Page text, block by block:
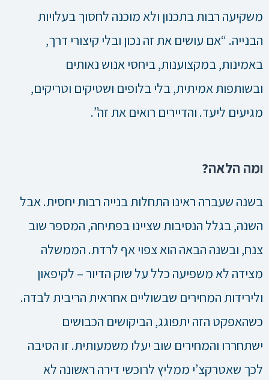
משקיעה רבות בתכנון ולא מוכנה לחסוך בעלויות
הבנייה. “אם עושים את זה נכון ובלי קיצורי דרך,
באמינות, במקצוענות, ביחסי אנוש נאותים
ובשותפות אמיתית, בלי בלופים ושטיקים וטריקים,
מגיעים ליעד. והדיירים רואים את זה”.
ומה הלאה?
בשנה שעברה ראינו התחלות בנייה רבות יחסית. אבל
השנה, בגלל הנסיבות שציינו בפתיחה, המספר שוב
צנח, ובשנה הבאה הוא צפוי אף לרדת. הממשלה
מצידה לא משפיעה כלל על שוק הדיור – לקיפאון
ולירידות המחירים שבשוליים אחראית הריבית לבדה.
כשהאפקט הזה יתפוגג, הביקושים הכבושים
ישתחררו והמחירים שוב יעלו משמעותית. זו הסיבה
לכך שאטרקצ’י ממליץ לרוכשי דירה ראשונה לא